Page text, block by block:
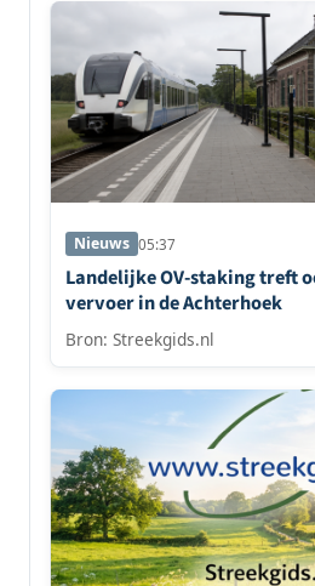
Nieuws 05:37
Landelijke OV-staking treft
vervoer in de Achterhoek
Bron: Streekgids.nl